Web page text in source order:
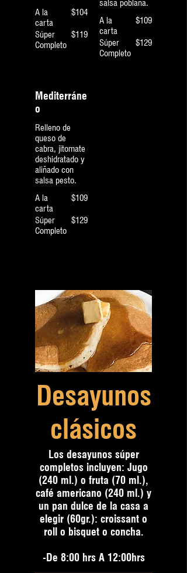
A la
carta
$104
Súper
Completo
$119
salsa poblana.
A la
carta
$109
Súper
Completo
$129
Mediterráne
o
Relleno de
queso de
cabra, jitomate
deshidratado y
aliñado con
salsa pesto.
A la
carta
$109
Súper
Completo
$129
Desayunos
clásicos
Los desayunos súper
completos incluyen: Jugo
(240 ml.) o fruta (70 ml.),
café americano (240 ml.) y
un pan dulce de la casa a
elegir (60gr.): croissant o
roll o bisquet o concha.
-De 8:00 hrs A 12:00hrs